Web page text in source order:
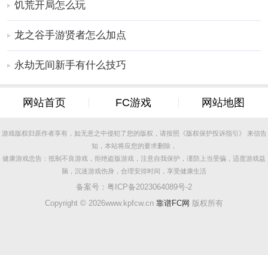
饥荒开局怎么玩
龙之谷手游贤者怎么加点
永劫无间新手有什么技巧
网站首页 FC游戏 网站地图
游戏版权归原作者享有，如无意之中侵犯了您的版权，请按照《版权保护投诉指引》 来信告
知，本站将应您的要求删除，
健康游戏忠告：抵制不良游戏，拒绝盗版游戏，注意自我保护，谨防上当受骗，适度游戏益
脑，沉迷游戏伤身，合理安排时间，享受健康生活
备案号： 粤ICP备2023064089号-2
Copyright © 2026www.kpfcw.cn 靠谱FC网 版权所有